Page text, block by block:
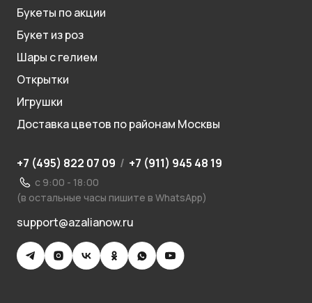
Букеты по акции
Букет из роз
Шары с гелием
Открытки
Игрушки
Доставка цветов по районам Москвы
+7 (495) 822 07 09 / +7 (911) 945 48 19
с 9:00 - 18:00
(в остальные часы пишите в WhatsApp)
support@azalianow.ru